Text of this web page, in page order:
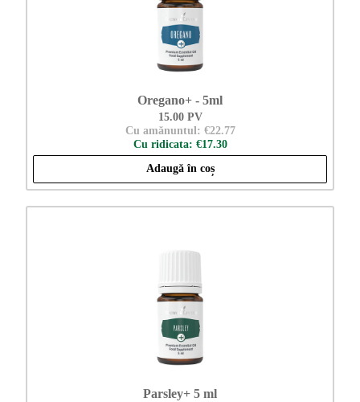
Oregano+ - 5ml
15.00 PV
Cu amănuntul: €22.77
Cu ridicata: €17.30
Adaugă în coș
Parsley+ 5 ml